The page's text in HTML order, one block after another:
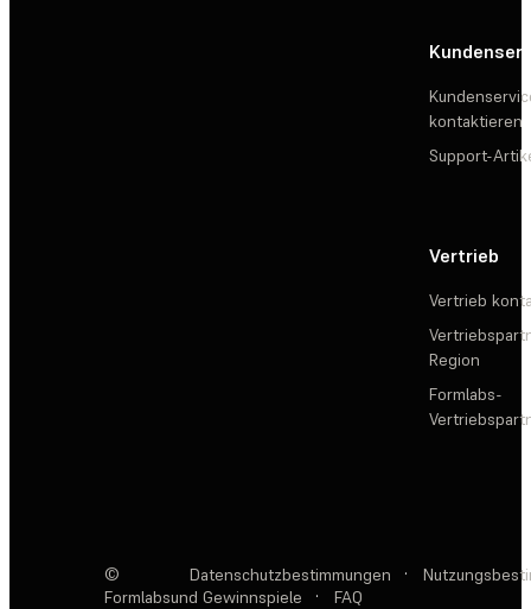
kontaktieren
Support-
Vertrieb
Vertrieb
Region
Formlabs-
©
Formlabs
Datenschutzbestimmungen ·
und Gewinnspiele
· FAQ